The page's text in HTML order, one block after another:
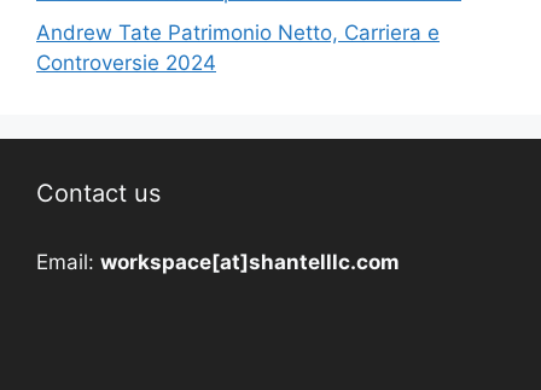
Andrew Tate Patrimonio Netto, Carriera e
Controversie 2024
Contact us
Email: workspace[at]shantelllc.com